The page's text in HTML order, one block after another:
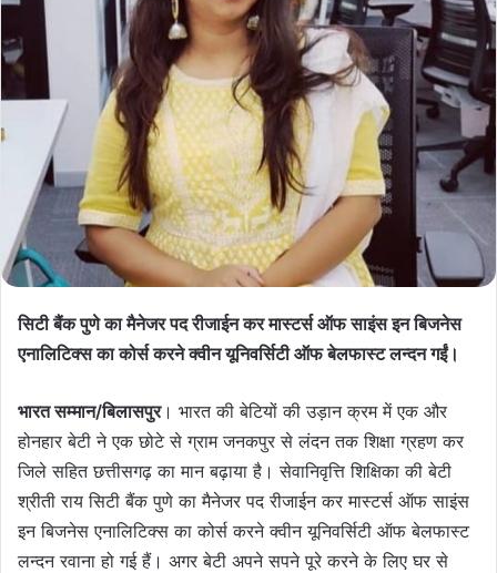
सिटी बैंक पुणे का मैनेजर पद रीजाईन कर मास्टर्स ऑफ साइंस इन बिजनेस
एनालिटिक्स का कोर्स करने क्वीन यूनिवर्सिटी ऑफ बेलफास्ट लन्दन गईं।
भारत सम्मान/बिलासपुर। भारत की बेटियों की उड़ान क्रम में एक और
होनहार बेटी ने एक छोटे से ग्राम जनकपुर से लंदन तक शिक्षा ग्रहण कर
जिले सहित छत्तीसगढ़ का मान बढ़ाया है। सेवानिवृत्ति शिक्षिका की बेटी
श्रीती राय सिटी बैंक पुणे का मैनेजर पद रीजाईन कर मास्टर्स ऑफ साइंस
इन बिजनेस एनालिटिक्स का कोर्स करने क्वीन यूनिवर्सिटी ऑफ बेलफास्ट
लन्दन रवाना हो गई हैं। अगर बेटी अपने सपने पूरे करने के लिए घर से